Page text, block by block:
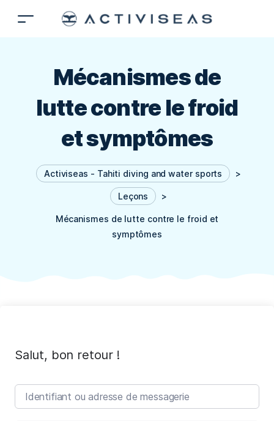
Mécanismes de
lutte contre le froid
et symptômes
Activiseas - Tahiti diving and water sports >
Leçons >
Mécanismes de lutte contre le froid et
symptômes
Salut, bon retour !